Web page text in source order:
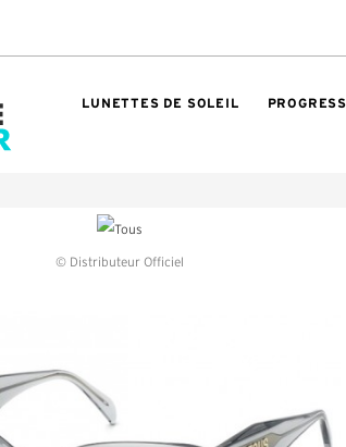
LUNETTES DE SOLEIL
© Distributeur Officiel